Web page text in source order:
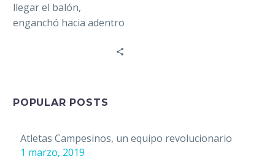
llegar el balón,
enganchó hacia adentro
su marcador, y sacó un
POPULAR POSTS
Atletas Campesinos, un equipo revolucionario
1 marzo, 2019